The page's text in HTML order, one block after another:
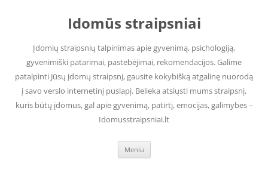
Idomūs straipsniai
Įdomių straipsnių talpinimas apie gyvenimą, psichologiją,
gyvenimiški patarimai, pastebėjimai, rekomendacijos. Galime
patalpinti Jūsų įdomų straipsnį, gausite kokybišką atgalinę nuorodą
į savo verslo internetinį puslapį. Belieka atsiųsti mums straipsnį,
kuris būtų įdomus, gal apie gyvenimą, patirtį, emocijas, galimybes –
Idomusstraipsniai.lt
Meniu